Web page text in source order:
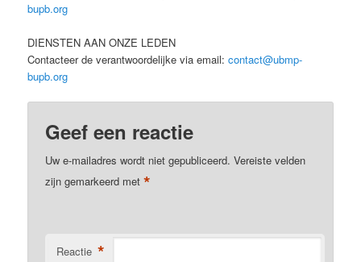
bupb.org
DIENSTEN AAN ONZE LEDEN
Contacteer de verantwoordelijke via email:contact@ubmp-
bupb.org
Geef een reactie
Uw e-mailadres wordt niet gepubliceerd. Vereiste velden
zijn gemarkeerd met*
Reactie *